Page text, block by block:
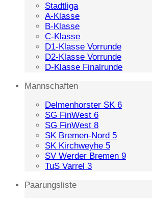
Stadtliga
A-Klasse
B-Klasse
C-Klasse
D1-Klasse Vorrunde
D2-Klasse Vorrunde
D-Klasse Finalrunde
Mannschaften
Delmenhorster SK 6
SG FinWest 6
SG FinWest 8
SK Bremen-Nord 5
SK Kirchweyhe 5
SV Werder Bremen 9
TuS Varrel 3
Paarungsliste